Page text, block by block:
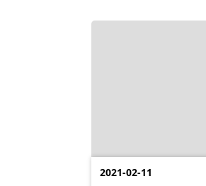
2021-02-11